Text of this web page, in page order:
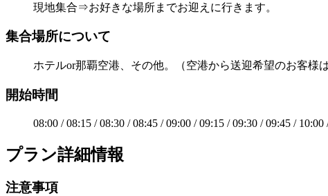
現地集合⇒お好きな場所までお迎えに行きます。
集合場所について
ホテルor那覇空港、その他。（空港から送迎希望のお客様
開始時間
08:00 / 08:15 / 08:30 / 08:45 / 09:00 / 09:15 / 09:30 / 09:45 /
プラン詳細情報
注意事項